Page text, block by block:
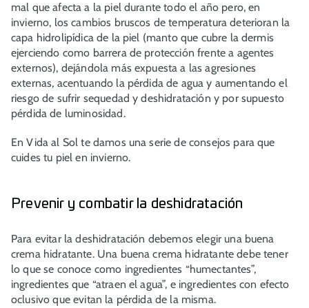
mal que afecta a la piel durante todo el año pero, en
invierno, los cambios bruscos de temperatura deterioran la
capa hidrolipídica de la piel (manto que cubre la dermis
ejerciendo como barrera de protección frente a agentes
externos), dejándola más expuesta a las agresiones
externas, acentuando la pérdida de agua y aumentando el
riesgo de sufrir sequedad y deshidratación y por supuesto
pérdida de luminosidad.
En Vida al Sol te damos una serie de consejos para que
cuides tu piel en invierno.
Prevenir y combatir la deshidratación
Para evitar la deshidratación debemos elegir una buena
crema hidratante. Una buena crema hidratante debe tener
lo que se conoce como ingredientes “humectantes”,
ingredientes que “atraen el agua”, e ingredientes con efecto
oclusivo que evitan la pérdida de la misma.